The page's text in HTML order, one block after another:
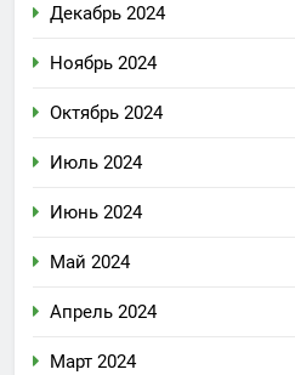
Декабрь 2024
Ноябрь 2024
Октябрь 2024
Июль 2024
Июнь 2024
Май 2024
Апрель 2024
Март 2024